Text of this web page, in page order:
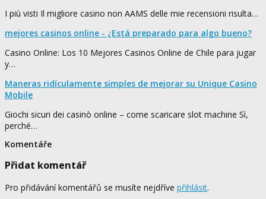
I più visti Il migliore casino non AAMS delle mie recensioni risulta…
mejores casinos online - ¿Está preparado para algo bueno?
Casino Online: Los 10 Mejores Casinos Online de Chile para jugar
y…
Maneras ridículamente simples de mejorar su Unique Casino
Mobile
Giochi sicuri dei casinò online – come scaricare slot machine Sì,
perché…
Komentáře
Přidat komentář
Pro přidávání komentářů se musíte nejdříve přihlásit.